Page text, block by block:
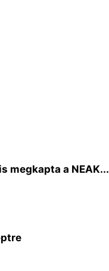
megkapta a NEAK...